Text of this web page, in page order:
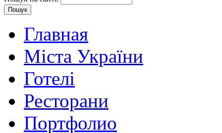
Главная
Міста України
Готелі
Ресторани
Портфолио